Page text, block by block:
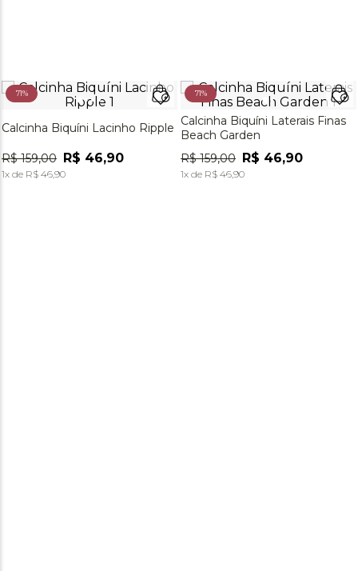
71%
Calcinha Biquíni Lacinho Ripple
R$ 159,00 R$ 46,90
1x de R$ 46,90
71%
Calcinha Biquíni Laterais Finas
Beach Garden
R$ 159,00 R$ 46,90
1x de R$ 46,90